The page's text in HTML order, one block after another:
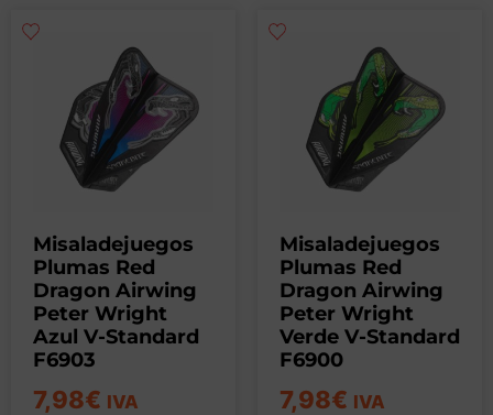
Misaladejuegos
Plumas Red
Dragon Airwing
Peter Wright
Azul V-Standard
F6903
7,98€ IVA
Misaladejuegos
Plumas Red
Dragon Airwing
Peter Wright
Verde V-Standard
F6900
7,98€ IVA